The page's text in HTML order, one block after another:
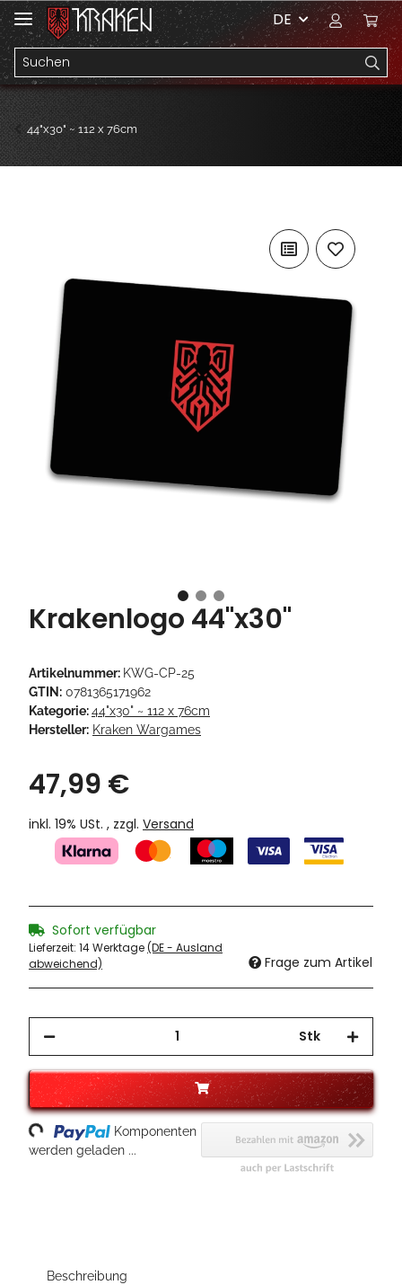
DE
44"x30" ~ 112 x 76cm
Krakenlogo 44"x30"
Artikelnummer: KWG-CP-25
GTIN: 0781365171962
Kategorie:44"x30" ~ 112 x 76cm
Hersteller: Kraken Wargames
47,99 €
inkl. 19% USt. , zzgl. Versand
Sofort verfügbar
Lieferzeit: 14 Werktage(DE - Ausland
abweichend)
Frage zum Artikel
Stk
Komponenten
werden geladen ...
Beschreibung